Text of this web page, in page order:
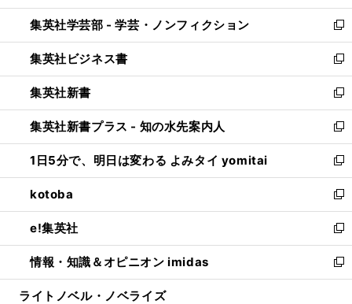
開
く
ウ
で
開
く
ン
ド
ウ
で
開
く
ウ
ィ
ン
ド
ウ
で
開
く
集英社学芸部 - 学芸・ノンフィクション
新
し
い
ウ
ィ
ン
ド
ウ
で
開
く
集英社ビジネス書
新
し
い
ウ
ィ
ン
ド
ウ
で
開
く
集英社新書
新
し
い
ウ
ィ
ン
ド
ウ
で
開
く
集英社新書プラス - 知の水先案内人
新
し
い
ウ
ィ
ン
ド
ウ
で
開
1日5分で、明日は変わる よみタイ yomitai
新
し
い
ウ
ィ
ン
ド
ウ
kotoba
新
し
い
ウ
ィ
ン
e!集英社
新
し
い
ウ
情報・知識＆オピニオン imidas
新
し
ライトノベル・ノベライズ